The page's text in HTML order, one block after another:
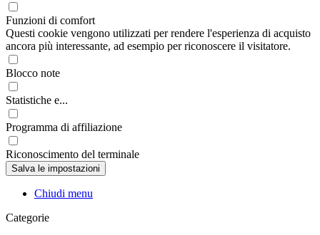
Funzioni di comfort
Questi cookie vengono utilizzati per rendere l'esperienza di acquisto
ancora più interessante, ad esempio per riconoscere il visitatore.
Blocco note
Statistiche e...
Programma di affiliazione
Riconoscimento del terminale
Chiudi menu
Categorie